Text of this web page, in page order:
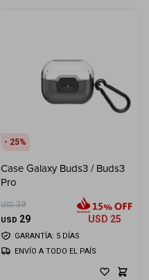
25
Case Galaxy Buds3 / Buds3
Pro
USD 39
USD 29 USD 25
GARANTÍA: 5 DÍAS
ENVÍO A TODO EL PAÍS